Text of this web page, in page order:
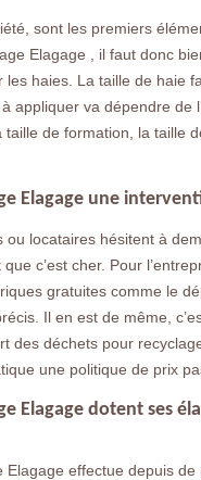
sont les premiers
Elagage , il faut donc
haies. La taille de haie
appliquer va dépendre de
taille de formation, la taille
Elagage une
locataires hésitent à
c’est cher. Pour
gratuites comme le
Il en est de même,
des déchets pour
une politique de prix
Elagage dotent ses
effectue depuis